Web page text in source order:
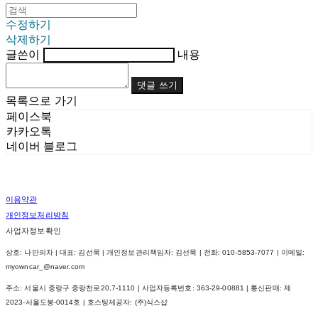
수정하기
삭제하기
글쓴이
내용
댓글 쓰기
목록으로 가기
페이스북
카카오톡
네이버 블로그
이용약관
개인정보처리방침
사업자정보확인
상호: 나만의차 | 대표: 김선묵 | 개인정보관리책임자: 김선묵 | 전화: 010-5853-7077 | 이메일:
myowncar_@naver.com
주소: 서울시 중랑구 중랑천로20,7-1110 | 사업자등록번호: 363-29-00881 | 통신판매: 제
2023-서울도봉-0014호
| 호스팅제공자: (주)식스샵